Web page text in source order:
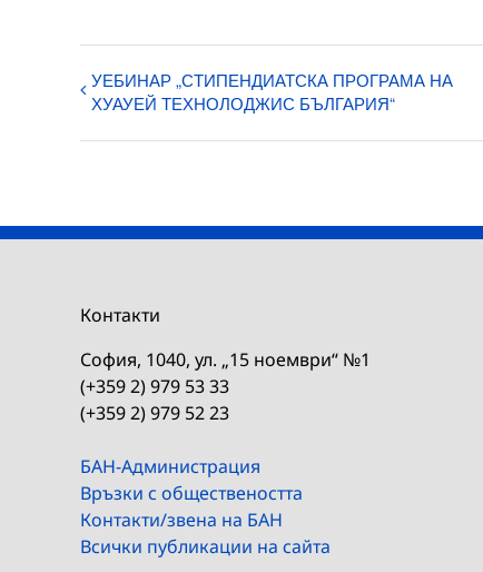
УЕБИНАР „СТИПЕНДИАТСКА ПРОГРАМА НА
ХУАУЕЙ ТЕХНОЛОДЖИС БЪЛГАРИЯ“
Контакти
София, 1040, ул. „15 ноември“ №1
(+359 2) 979 53 33
(+359 2) 979 52 23
БАН-Администрация
Връзки с обществеността
Контакти/звена на БАН
Всички публикации на сайта